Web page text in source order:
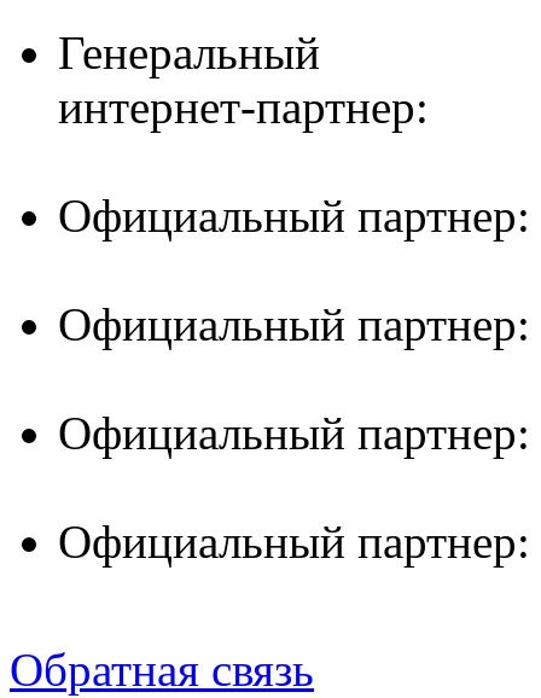
Генеральный
интернет-партнер:
Официальный партнер:
Официальный партнер:
Официальный партнер:
Официальный партнер:
Обратная связь